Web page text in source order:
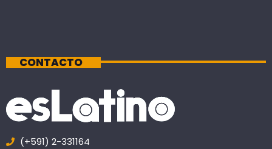
CONTACTO
(+591) 2-331164